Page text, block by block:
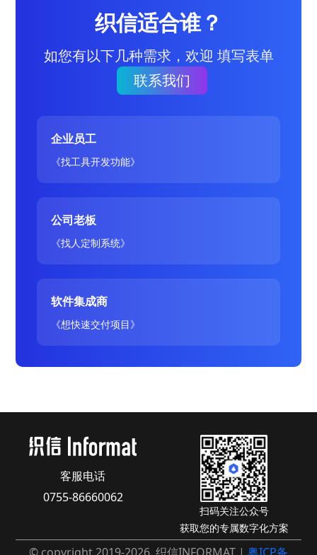
织信适合谁？
如您有以下几种需求，欢迎 填写表单
联系我们
企业员工
《找工具开发功能》
公司老板
《找人定制系统》
软件集成商
《想快速交付项目》
客服电话
0755-86660062
扫码关注公众号
获取您的专属数字化方案